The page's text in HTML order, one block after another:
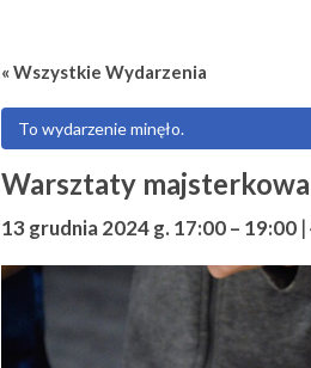
« Wszystkie Wydarzenia
To wydarzenie minęło.
Warsztaty
13 grudnia 2024 g. 17:00– 19:00 |